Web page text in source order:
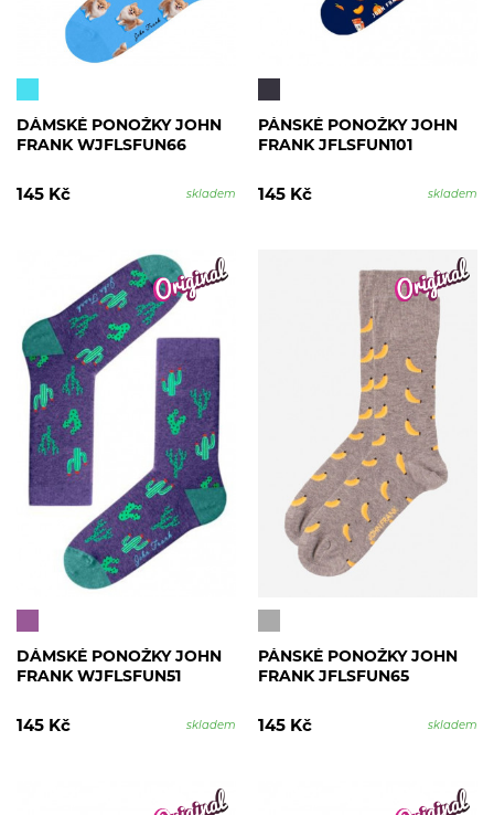
DÁMSKÉ PONOŽKY JOHN
FRANK WJFLSFUN66
145 Kč skladem
PÁNSKÉ PONOŽKY JOHN
FRANK JFLSFUN101
145 Kč skladem
DÁMSKÉ PONOŽKY JOHN
FRANK WJFLSFUN51
145 Kč skladem
PÁNSKÉ PONOŽKY JOHN
FRANK JFLSFUN65
145 Kč skladem